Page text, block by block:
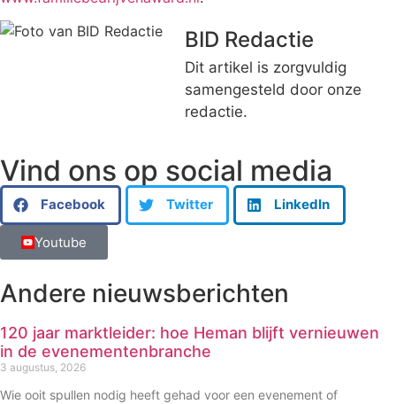
BID Redactie
Dit artikel is zorgvuldig
samengesteld door onze
redactie.
Vind ons op social media
Facebook Twitter LinkedIn
Youtube
Andere nieuwsberichten
120 jaar marktleider: hoe Heman blijft vernieuwen
in de evenementenbranche
3 augustus, 2026
Wie ooit spullen nodig heeft gehad voor een evenement of